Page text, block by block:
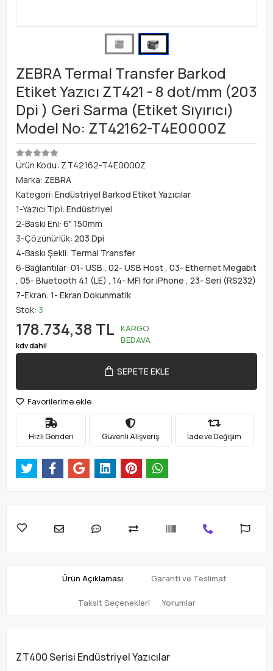
ZEBRA Termal Transfer Barkod
Etiket Yazıcı ZT421 - 8 dot/mm (203
Dpi ) Geri Sarma (Etiket Sıyırıcı)
Model No: ZT42162-T4E0000Z
Ürün Kodu: ZT42162-T4E0000Z
Marka: ZEBRA
Kategori: Endüstriyel Barkod Etiket Yazıcılar
1-Yazıcı Tipi: Endüstriyel
2-Baskı Eni: 6" 150mm
3-Çözünürlük: 203 Dpi
4-Baskı Şekli: Termal Transfer
6-Bağlantılar: 01- USB 02- USB Host 03- Ethernet Megabit
05- Bluetooth 4.1 (LE) 14- MFI for iPhone 23- Seri (RS232)
7-Ekran: 1- Ekran Dokunmatik
Stok: 3
178.734,38 TL
kdv dahil
KARGO
BEDAVA
SEPETE EKLE
Favorilerime ekle
Hızlı Gönderi Güvenli Alışveriş İade ve Değişim
Ürün Açıklaması Garanti ve Teslimat
Taksit Seçenekleri Yorumlar
ZT400 Serisi Endüstriyel Yazıcılar